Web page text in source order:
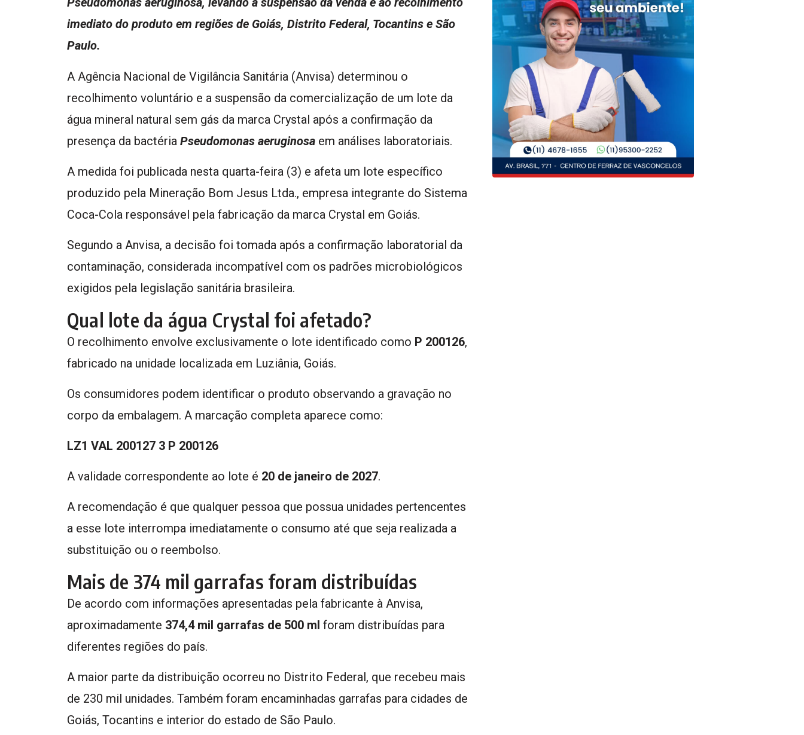
imediato do produto em regiões de Goiás, Distrito Federal, Tocantins e São
Paulo.
A Agência Nacional de Vigilância Sanitária (Anvisa) determinou o
recolhimento voluntário e a suspensão da comercialização de um lote da
água mineral natural sem gás da marca Crystal após a confirmação da
presença da bactéria Pseudomonas aeruginosa em análises laboratoriais.
A medida foi publicada nesta quarta-feira (3) e afeta um lote específico
produzido pela Mineração Bom Jesus Ltda., empresa integrante do Sistema
Coca-Cola responsável pela fabricação da marca Crystal em Goiás.
Segundo a Anvisa, a decisão foi tomada após a confirmação laboratorial da
contaminação, considerada incompatível com os padrões microbiológicos
exigidos pela legislação sanitária brasileira.
Qual lote da água Crystal foi afetado?
O recolhimento envolve exclusivamente o lote identificado como P 200126,
fabricado na unidade localizada em Luziânia, Goiás.
Os consumidores podem identificar o produto observando a gravação no
corpo da embalagem. A marcação completa aparece como:
LZ1 VAL 200127 3 P 200126
A validade correspondente ao lote é 20 de janeiro de 2027.
A recomendação é que qualquer pessoa que possua unidades pertencentes
a esse lote interrompa imediatamente o consumo até que seja realizada a
substituição ou o reembolso.
Mais de 374 mil garrafas foram distribuídas
De acordo com informações apresentadas pela fabricante à Anvisa,
aproximadamente 374,4 mil garrafas de 500 ml foram distribuídas para
diferentes regiões do país.
A maior parte da distribuição ocorreu no Distrito Federal, que recebeu mais
de 230 mil unidades. Também foram encaminhadas garrafas para cidades de
Goiás, Tocantins e interior do estado de São Paulo.